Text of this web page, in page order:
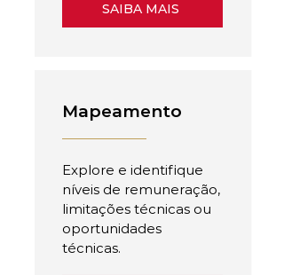
SAIBA MAIS
Mapeamento
Explore e identifique
níveis de remuneração,
limitações técnicas ou
oportunidades
técnicas.